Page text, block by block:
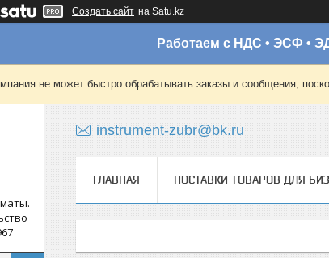
Создать сайт на Satu.kz
Работаем с НДС • ЭСФ •
не может быстро обрабатывать заказы и сообщения,
instrument-zubr@bk.ru
ГЛАВНАЯ ПОСТАВКИ ТОВАРОВ ДЛЯ